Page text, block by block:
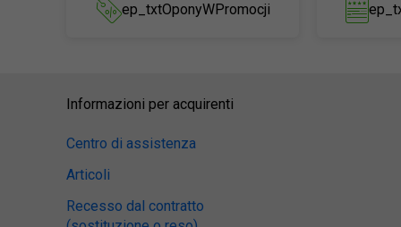
ep_txtOponyWPromocji
Informazioni per acquirenti
Centro di assistenza
Articoli
Recesso dal contratto